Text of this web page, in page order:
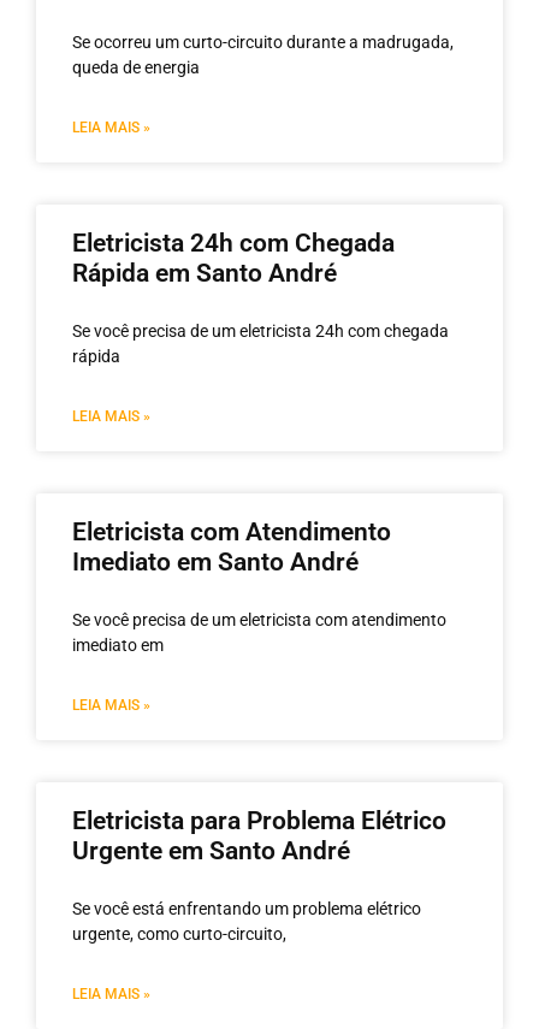
Se ocorreu um curto-circuito durante a madrugada,
queda de energia
LEIA MAIS »
Eletricista 24h com Chegada
Rápida em Santo André
Se você precisa de um eletricista 24h com chegada
rápida
LEIA MAIS »
Eletricista com Atendimento
Imediato em Santo André
Se você precisa de um eletricista com atendimento
imediato em
LEIA MAIS »
Eletricista para Problema Elétrico
Urgente em Santo André
Se você está enfrentando um problema elétrico
urgente, como curto-circuito,
LEIA MAIS »